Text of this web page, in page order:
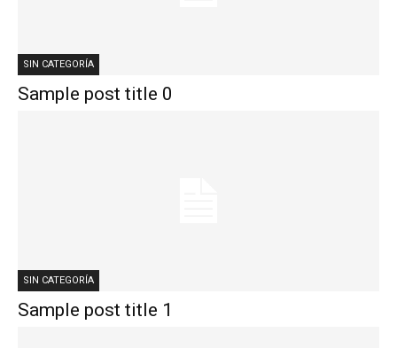
SIN CATEGORÍA
Sample post title 0
SIN CATEGORÍA
Sample post title 1